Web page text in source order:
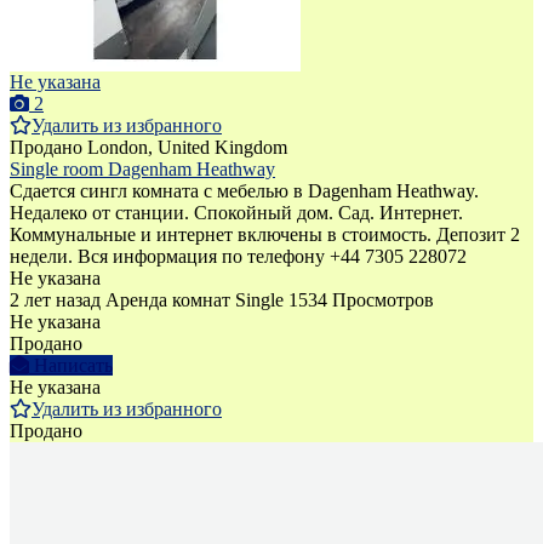
Не указана
2
Удалить из избранного
Продано London, United Kingdom
Single room Dagenham Heathway
Сдается сингл комната с мебелью в Dagenham Heathway.
Недалеко от станции. Спокойный дом. Сад. Интернет.
Коммунальные и интернет включены в стоимость. Депозит 2
недели. Bся информация по телефону +44 7305 228072
Не указана
2 лет назад Аренда комнат Single 1534 Просмотров
Не указана
Продано
Написать
Не указана
Удалить из избранного
Продано